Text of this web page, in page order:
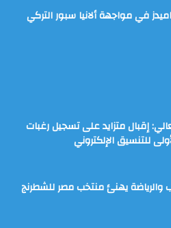
في مواجهة ألانيا سبور التركي
إقبال متزايد على تسجيل رغبات
للتنسيق الإلكتروني
والرياضة يهنئ منتخب مصر للشطرنج